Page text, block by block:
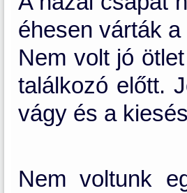
éhesen várták
Nem volt jó
találkozó előtt.
vágy és a
Nem voltunk